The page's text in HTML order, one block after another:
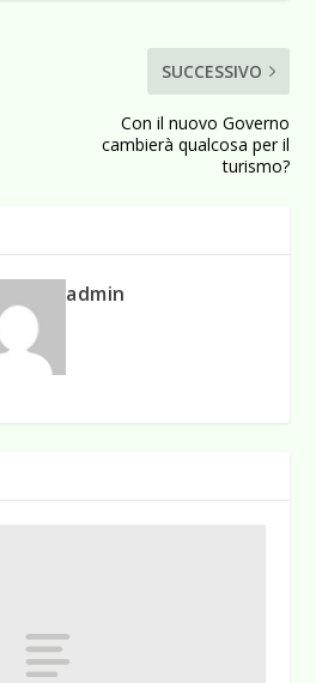
SUCCESSIVO
Con il nuovo Governo
cambierà qualcosa per il
turismo?
admin